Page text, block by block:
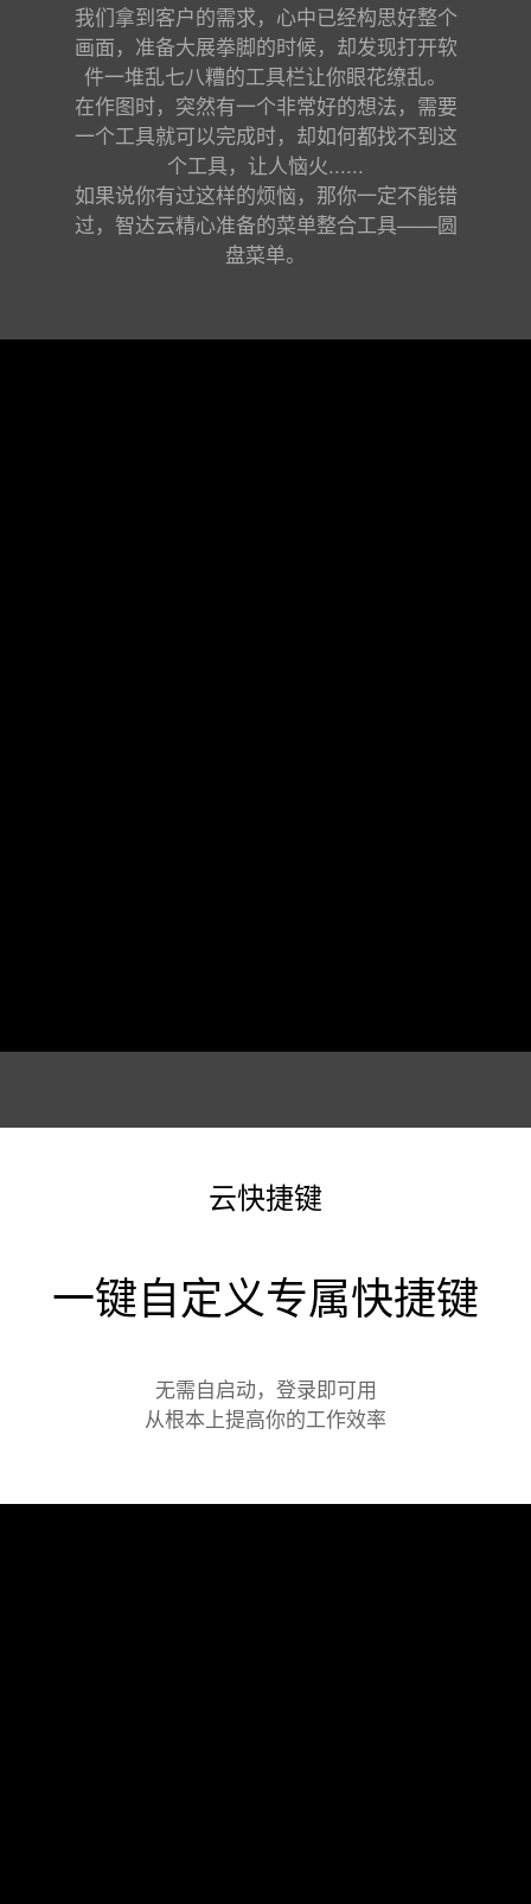
我们拿到客户的需求，心中已经构思好整个
画面，准备大展拳脚的时候，却发现打开软
件一堆乱七八糟的工具栏让你眼花缭乱。
在作图时，突然有一个非常好的想法，需要
一个工具就可以完成时，却如何都找不到这
个工具，让人恼火......
如果说你有过这样的烦恼，那你一定不能错
过，智达云精心准备的菜单整合工具——圆
盘菜单。
云快捷键
一键自定义专属快捷键
无需自启动，登录即可用
从根本上提高你的工作效率